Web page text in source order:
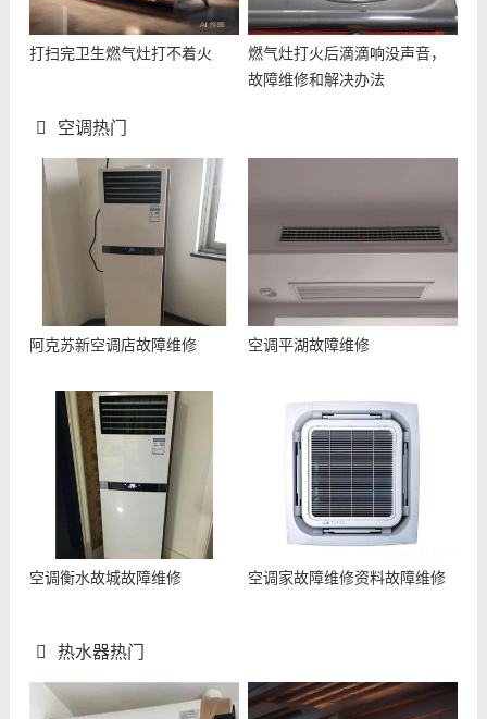
打扫完卫生燃气灶打不着火
燃气灶打火后滴滴响没声音，
故障维修和解决办法
空调热门
阿克苏新空调店故障维修 空调平湖故障维修
空调衡水故城故障维修 空调家故障维修资料故障维修
热水器热门